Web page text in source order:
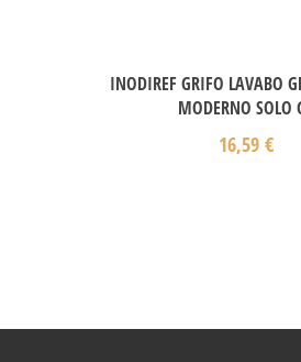
INODIREF GRIFO LAVABO
MODERNO SOLO
16,59 €